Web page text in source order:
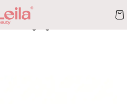
Blush, Highlighter & Contour